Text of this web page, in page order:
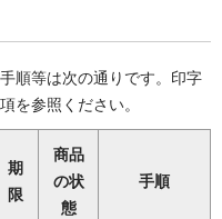
順等は次の通りです。印字
を参照ください。
期
限
商品
の状
態
手順